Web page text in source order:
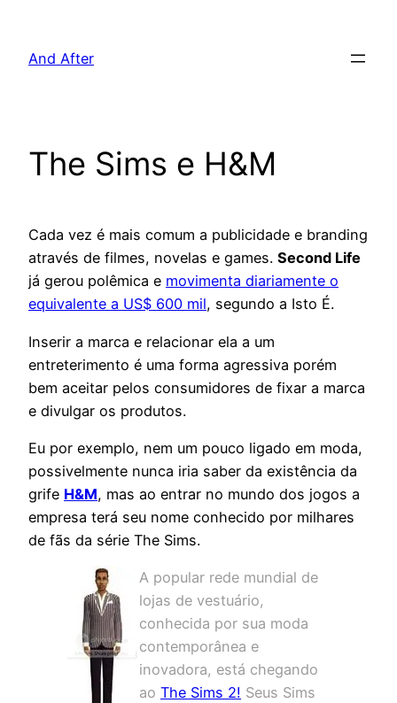
And After
The Sims e H&M
Cada vez é mais comum a publicidade e branding
através de filmes, novelas e games. Second Life
já gerou polêmica e movimenta diariamente o
equivalente a US$ 600 mil, segundo a Isto É.
Inserir a marca e relacionar ela a um
entreterimento é uma forma agressiva porém
bem aceitar pelos consumidores de fixar a marca
e divulgar os produtos.
Eu por exemplo, nem um pouco ligado em moda,
possivelmente nunca iria saber da existência da
grife H&M, mas ao entrar no mundo dos jogos a
empresa terá seu nome conhecido por milhares
de fãs da série The Sims.
A popular rede mundial de
lojas de vestuário,
conhecida por sua moda
contemporânea e
inovadora, está chegando
ao The Sims 2! Seus Sims